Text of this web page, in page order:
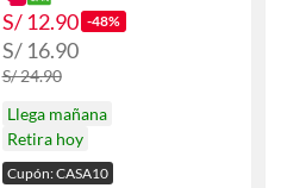
S/ 12.90 -48%
S/ 16.90
S/ 24.90
Llega mañana
Retira hoy
Cupón: CASA10